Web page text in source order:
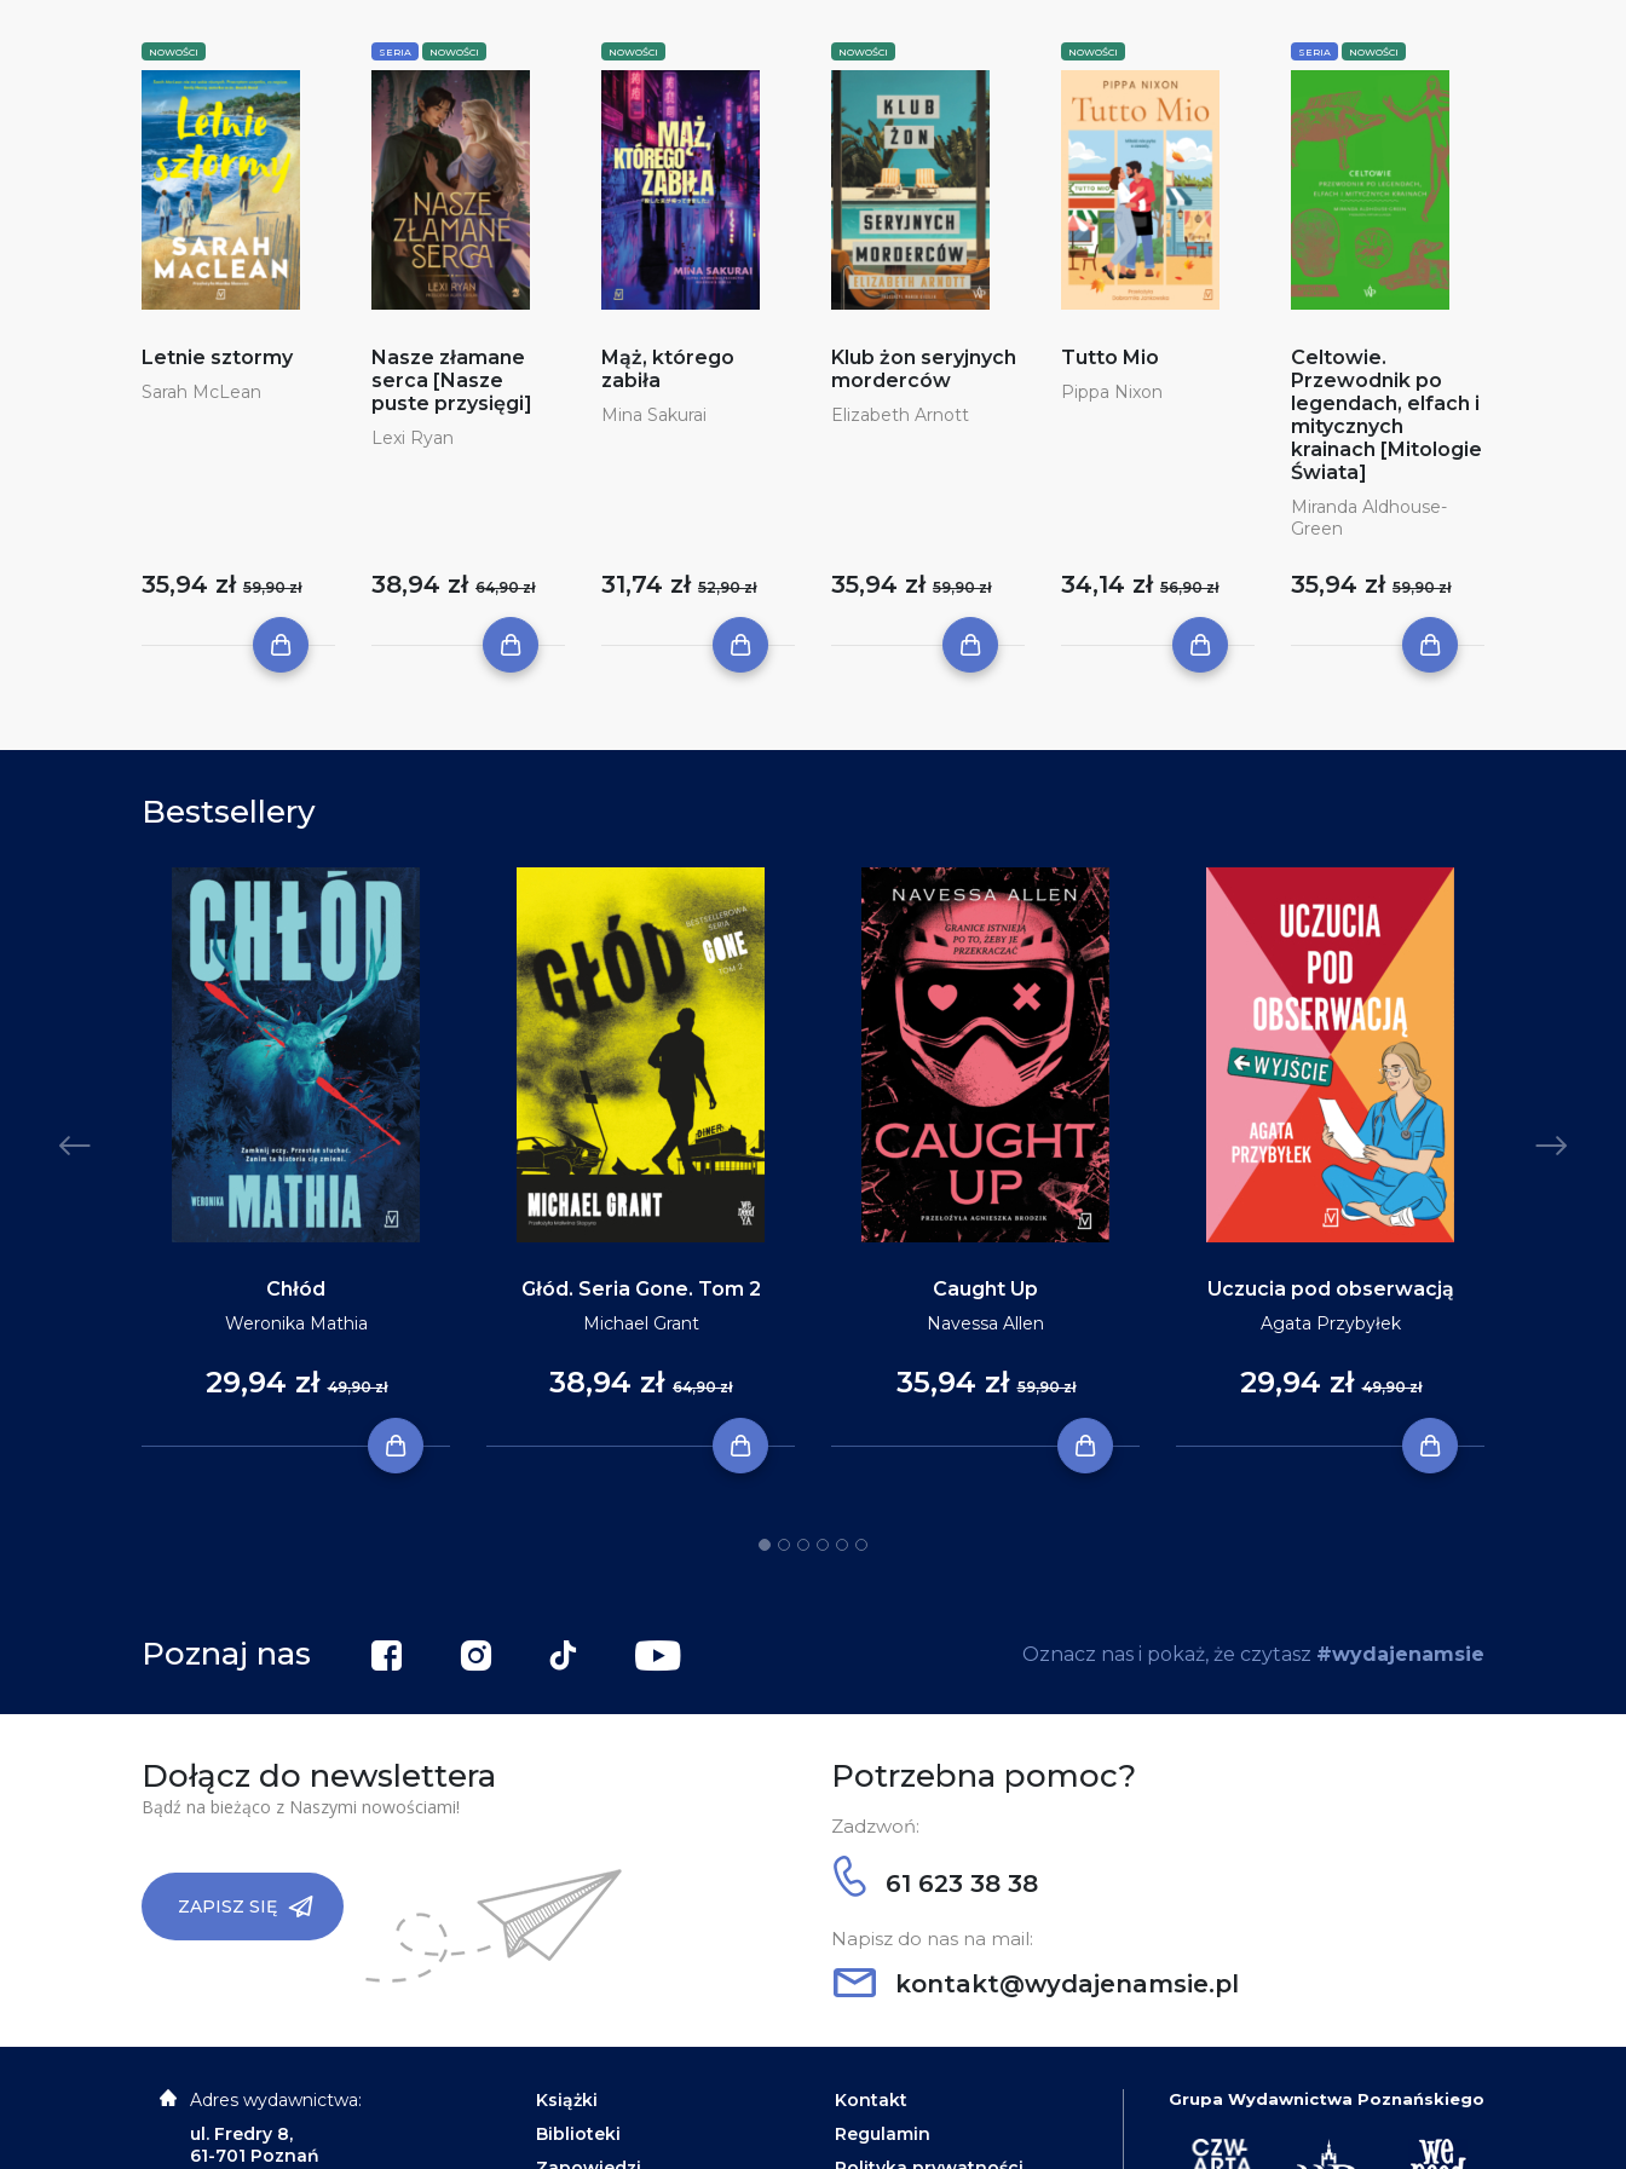
NOWOŚCI
Letnie sztormy
Sarah McLean
35,94 zł 59,90 zł
SERIA NOWOŚCI
Nasze złamane
serca [Nasze
puste przysięgi]
Lexi Ryan
38,94 zł 64,90 zł
NOWOŚCI
Mąż, którego
zabiła
Mina Sakurai
31,74 zł 52,90 zł
NOWOŚCI
Klub żon seryjnych
morderców
Elizabeth Arnott
35,94 zł 59,90 zł
NOWOŚCI
Tutto Mio
Pippa Nixon
34,14 zł 56,90 zł
SERIA NOWOŚCI
Celtowie.
Przewodnik po
legendach, elfach i
mitycznych
krainach [Mitologie
Świata]
Miranda Aldhouse-
Green
35,94 zł 59,90 zł
Bestsellery
Chłód
Weronika Mathia
29,94 zł49,90 zł
Głód. Seria Gone. Tom 2
Michael Grant
38,94 zł 64,90 zł
Caught Up
Navessa Allen
35,94 zł59,90 zł
Uczucia pod obserwacją
Agata Przybyłek
29,94 zł49,90 zł
Poznaj nas Oznacz nas i pokaż, że czytasz #wydajenamsie
Dołącz do newslettera
Bądź na bieżąco z Naszymi nowościami!
ZAPISZ SIĘ
Potrzebna pomoc?
Zadzwoń:
61 623 38 38
Napisz do nas na mail:
kontakt@wydajenamsie.pl
Adres wydawnictwa:
ul. Fredry 8,
61-701 Poznań
Książki
Biblioteki
Kontakt
Regulamin
Grupa Wydawnictwa Poznańskiego